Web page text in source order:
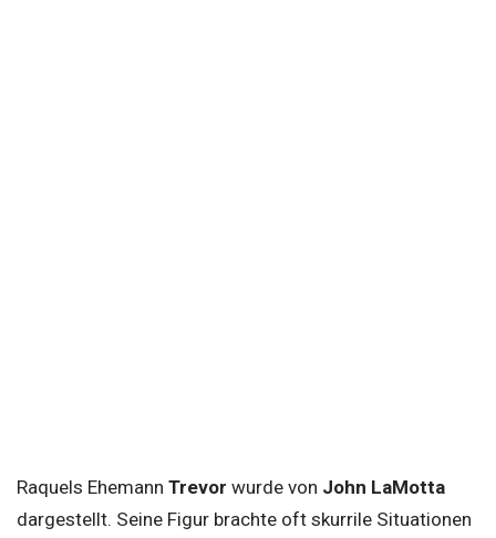
Raquels Ehemann Trevor wurde von John LaMotta
dargestellt. Seine Figur brachte oft skurrile Situationen